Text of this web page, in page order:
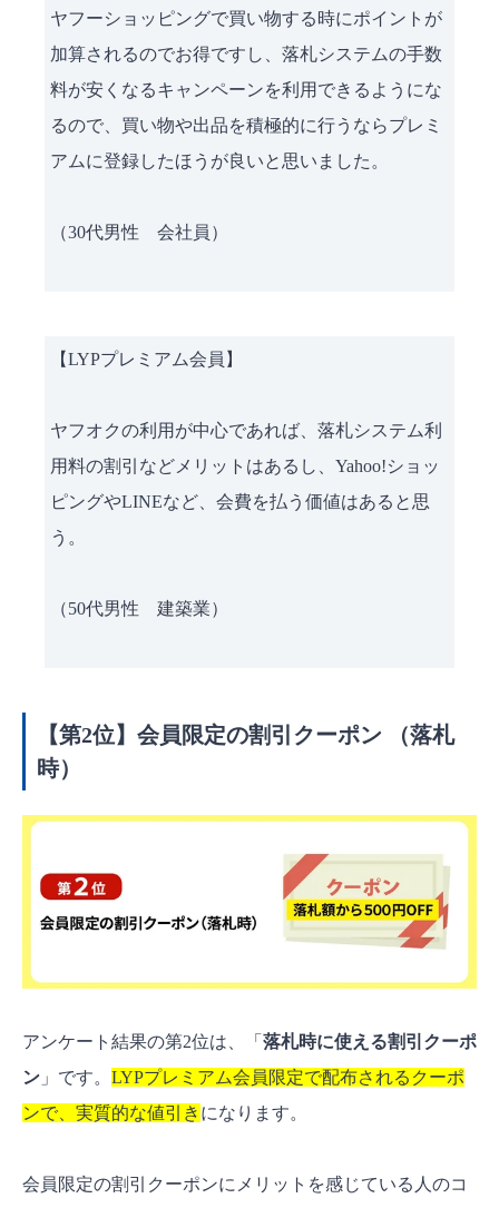
ヤフーショッピングで買い物する時にポイントが
加算されるのでお得ですし、落札システムの手数
料が安くなるキャンペーンを利用できるようにな
るので、買い物や出品を積極的に行うならプレミ
アムに登録したほうが良いと思いました。
（30代男性 会社員）
【LYPプレミアム会員】
ヤフオクの利用が中心であれば、落札システム利
用料の割引などメリットはあるし、Yahoo!ショッ
ピングやLINEなど、会費を払う価値はあると思
う。
（50代男性 建築業）
【第2位】会員限定の割引クーポン （落札
時）
アンケート結果の第2位は、「 落札時に使える割引クーポ
ン 」です。 LYPプレミアム会員限定で配布されるクーポ
ンで、実質的な値引き になります。
会員限定の割引クーポンにメリットを感じている人のコ